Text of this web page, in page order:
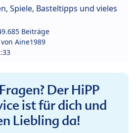
Spiele, Basteltipps und vieles
Beiträge
Aine1989
Der HiPP
ist für dich und
Liebling da!